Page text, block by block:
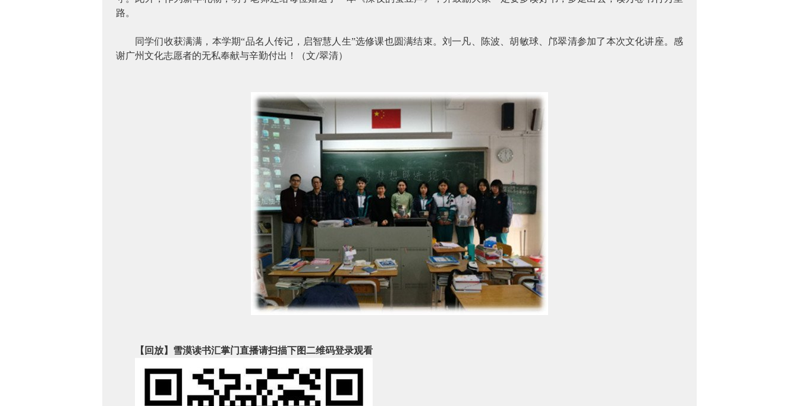
路。
同学们收获满满，本学期“品名人传记，启智慧人生”选修课也圆满结束。刘一凡、陈波、胡敏球、邝翠清参加了本次文化讲座。感
谢广州文化志愿者的无私奉献与辛勤付出！（文/翠清）
【回放】雪漠读书汇掌门直播请扫描下图二维码登录观看